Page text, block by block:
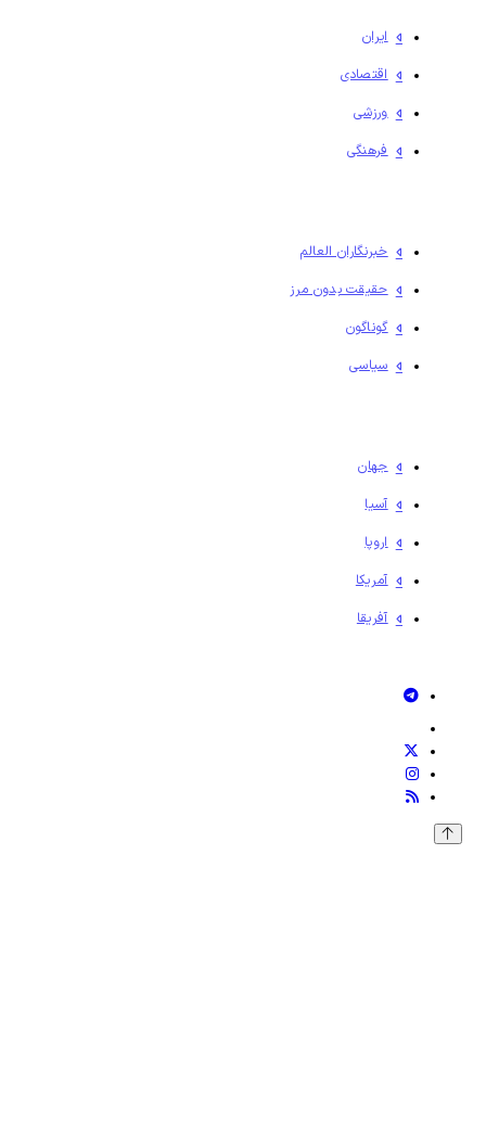
ایران
اقتصادی
ورزشی
فرهنگی
خبرنگاران العالم
حقیقت بدون مرز
گوناگون
سیاسی
جهان
آسیا
اروپا
آمریکا
آفریقا